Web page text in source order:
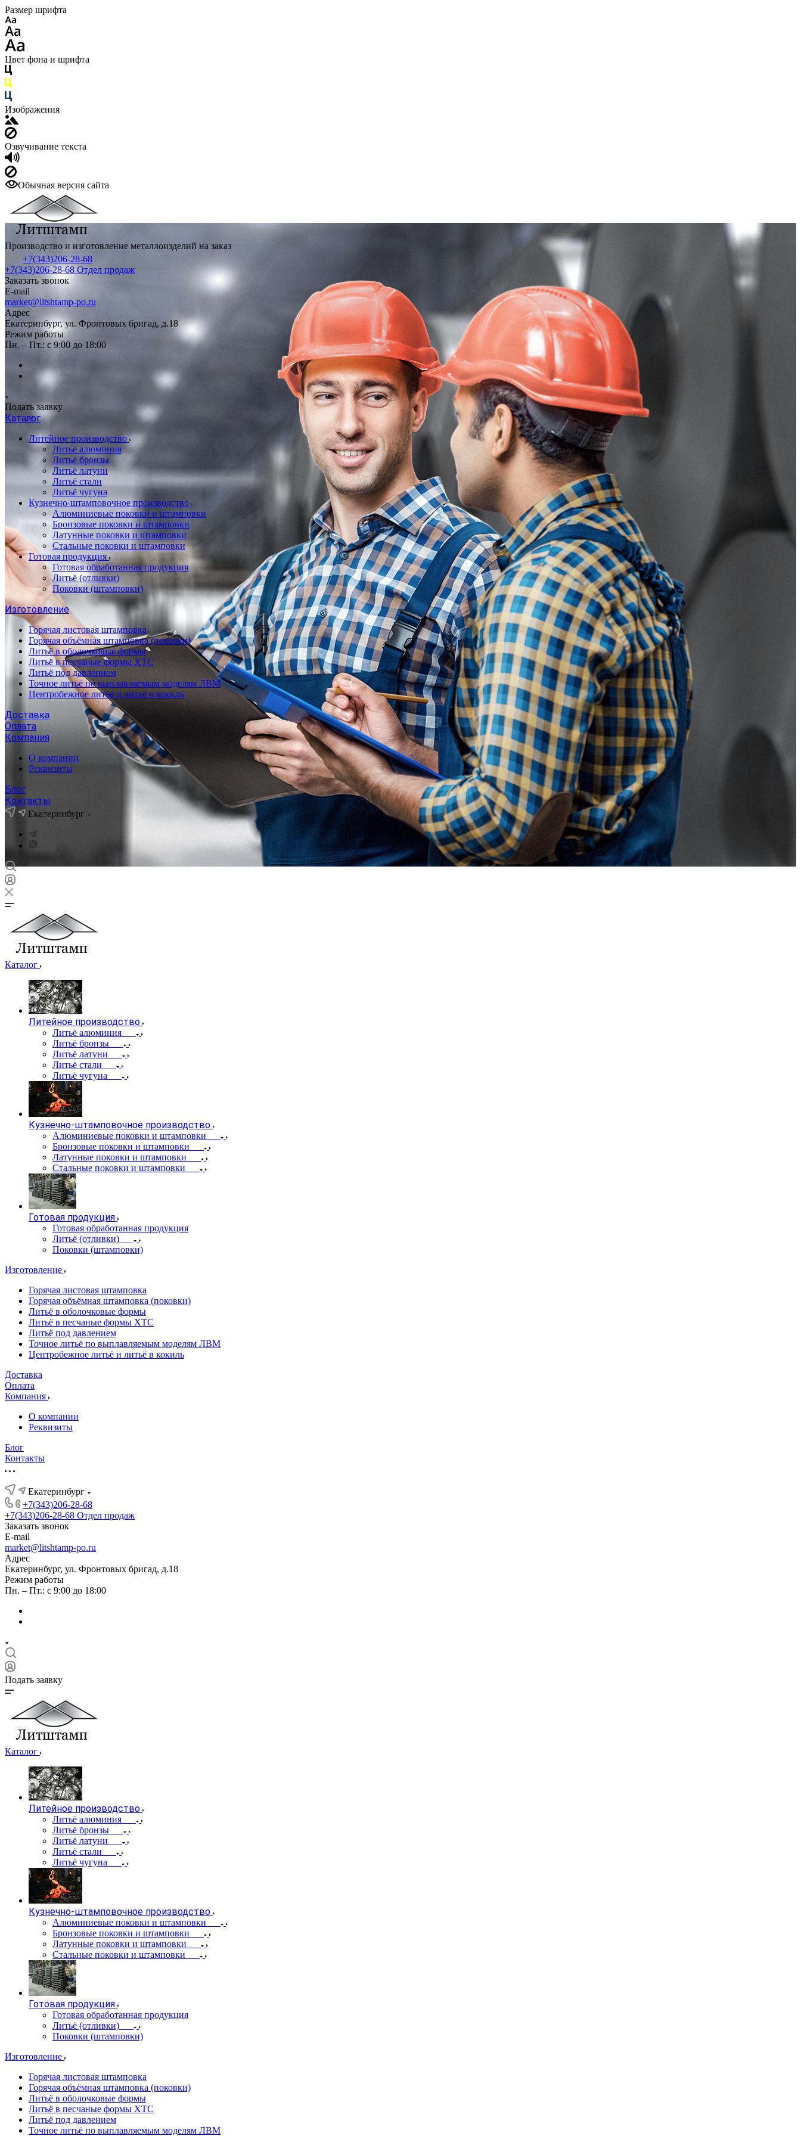
Размер шрифта
Цвет фона и шрифта
Изображения
Озвучивание текста
Обычная версия сайта
Производство и изготовление металлоизделий на заказ
+7(343)206-28-68
+7(343)206-28-68 Отдел продаж
Заказать звонок
E-mail
market@litshtamp-po.ru
Адрес
Екатеринбург, ул. Фронтовых бригад, д.18
Режим работы
Пн. – Пт.: с 9:00 до 18:00
Подать заявку
Каталог
Литейное производство
Литьё алюминия
Литьё бронзы
Литьё латуни
Литьё стали
Литьё чугуна
Кузнечно-штамповочное производство
Алюминиевые поковки и штамповки
Бронзовые поковки и штамповки
Латунные поковки и штамповки
Стальные поковки и штамповки
Готовая продукция
Готовая обработанная продукция
Литьё (отливки)
Поковки (штамповки)
Изготовление
Горячая листовая штамповка
Горячая объёмная штамповка (поковки)
Литьё в оболочковые формы
Литьё в песчаные формы ХТС
Литьё под давлением
Точное литьё по выплавляемым моделям ЛВМ
Центробежное литьё и литьё в кокиль
Доставка
Оплата
Компания
О компании
Реквизиты
Блог
Контакты
Екатеринбург
Каталог
Литейное производство
Литьё алюминия
Литьё бронзы
Литьё латуни
Литьё стали
Литьё чугуна
Кузнечно-штамповочное производство
Алюминиевые поковки и штамповки
Бронзовые поковки и штамповки
Латунные поковки и штамповки
Стальные поковки и штамповки
Готовая продукция
Готовая обработанная продукция
Литьё (отливки)
Поковки (штамповки)
Изготовление
Горячая листовая штамповка
Горячая объёмная штамповка (поковки)
Литьё в оболочковые формы
Литьё в песчаные формы ХТС
Литьё под давлением
Точное литьё по выплавляемым моделям ЛВМ
Центробежное литьё и литьё в кокиль
Доставка
Оплата
Компания
О компании
Реквизиты
Блог
Контакты
Екатеринбург
+7(343)206-28-68
+7(343)206-28-68 Отдел продаж
Заказать звонок
E-mail
market@litshtamp-po.ru
Адрес
Екатеринбург, ул. Фронтовых бригад, д.18
Режим работы
Пн. – Пт.: с 9:00 до 18:00
Подать заявку
Каталог
Литейное производство
Литьё алюминия
Литьё бронзы
Литьё латуни
Литьё стали
Литьё чугуна
Кузнечно-штамповочное производство
Алюминиевые поковки и штамповки
Бронзовые поковки и штамповки
Латунные поковки и штамповки
Стальные поковки и штамповки
Готовая продукция
Готовая обработанная продукция
Литьё (отливки)
Поковки (штамповки)
Изготовление
Горячая листовая штамповка
Горячая объёмная штамповка (поковки)
Литьё в оболочковые формы
Литьё в песчаные формы ХТС
Литьё под давлением
Точное литьё по выплавляемым моделям ЛВМ